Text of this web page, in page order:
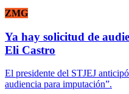
ZMG
Ya hay solicitud de
Eli Castro
El presidente del STJEJ
audiencia para imputación”.